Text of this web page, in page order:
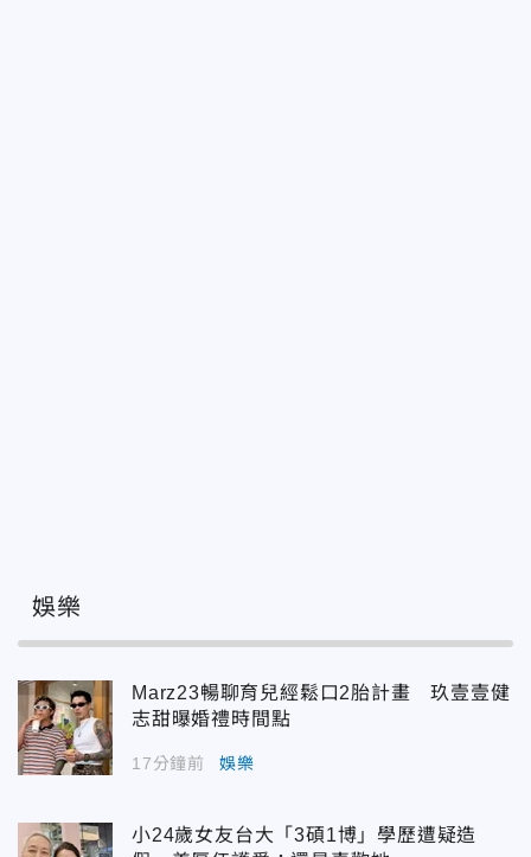
娛樂
Marz23暢聊育兒經鬆口2胎計畫 玖壹壹健
志甜曝婚禮時間點
17分鐘前 娛樂
小24歲女友台大「3碩1博」學歷遭疑造